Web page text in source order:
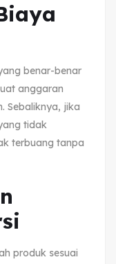
benar-benar
anggaran
Sebaliknya, jika
tidak
terbuang tanpa
produk sesuai